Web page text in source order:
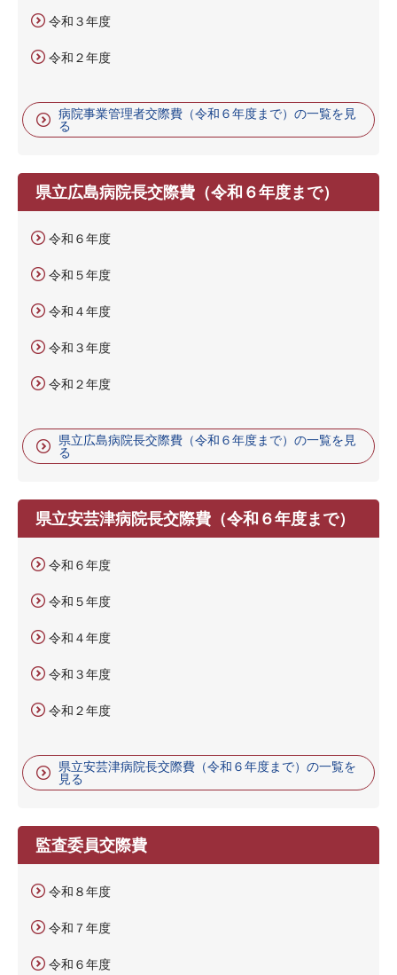
令和３年度
令和２年度
病院事業管理者交際費（令和６年度まで）の一覧を見
る
県立広島病院長交際費（令和６年度まで）
令和６年度
令和５年度
令和４年度
令和３年度
令和２年度
県立広島病院長交際費（令和６年度まで）の一覧を見
る
県立安芸津病院長交際費（令和６年度まで）
令和６年度
令和５年度
令和４年度
令和３年度
令和２年度
県立安芸津病院長交際費（令和６年度まで）の一覧を
見る
監査委員交際費
令和８年度
令和７年度
令和６年度